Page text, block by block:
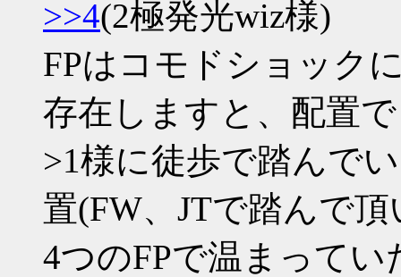
>>4(2極発光wiz様)
FPはコモドショック
存在しますと、配置
>1様に徒歩で踏んで
置(FW、JTで踏んで
4つのFPで温まって